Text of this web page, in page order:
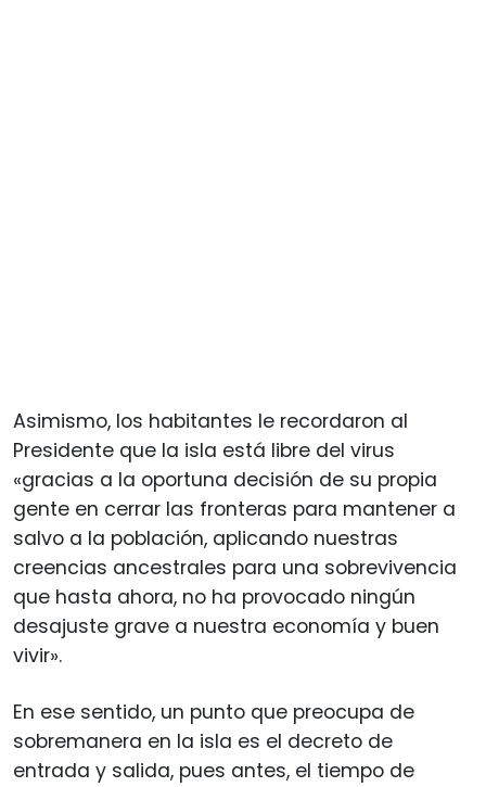
Asimismo, los habitantes le recordaron al
Presidente que la isla está libre del virus
«gracias a la oportuna decisión de su propia
gente en cerrar las fronteras para mantener a
salvo a la población, aplicando nuestras
creencias ancestrales para una sobrevivencia
que hasta ahora, no ha provocado ningún
desajuste grave a nuestra economía y buen
vivir».
En ese sentido, un punto que preocupa de
sobremanera en la isla es el decreto de
entrada y salida, pues antes, el tiempo de